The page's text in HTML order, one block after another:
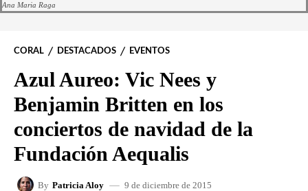
Ana Maria Raga
CORAL DESTACADOS EVENTOS
Azul Aureo: Vic Nees y
Benjamin Britten en los
conciertos de navidad de la
Fundación Aequalis
By Patricia Aloy 9 de diciembre de 2015